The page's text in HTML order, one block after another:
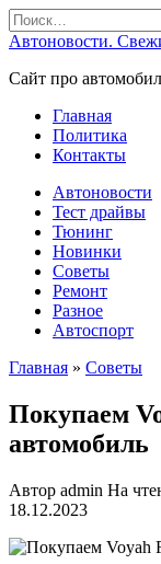
Перейти
к
Search
for:
Автоновости.
Сайт про
Главная
Политика
Контакты
Автоновости
Тест драйвы
Тюнинг
Новинки
Советы
Ремонт
Разное
Автоспорт
Главная » Советы
Покупаем
автомобиль
Автор admin На
18.12.2023